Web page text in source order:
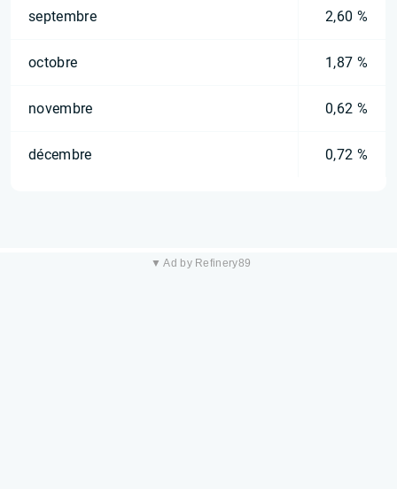
septembre 2,60 %
octobre 1,87 %
novembre 0,62 %
décembre 0,72 %
▼ Ad by Refinery89